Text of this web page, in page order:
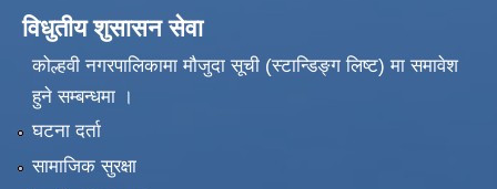
विधुतीय शुसासन सेवा
कोल्हवी नगरपालिकामा मौजुदा सूची (स्टान्डिङ्ग लिष्ट) मा समावेश
हुने सम्बन्धमा ।
घटना दर्ता
सामाजिक सुरक्षा